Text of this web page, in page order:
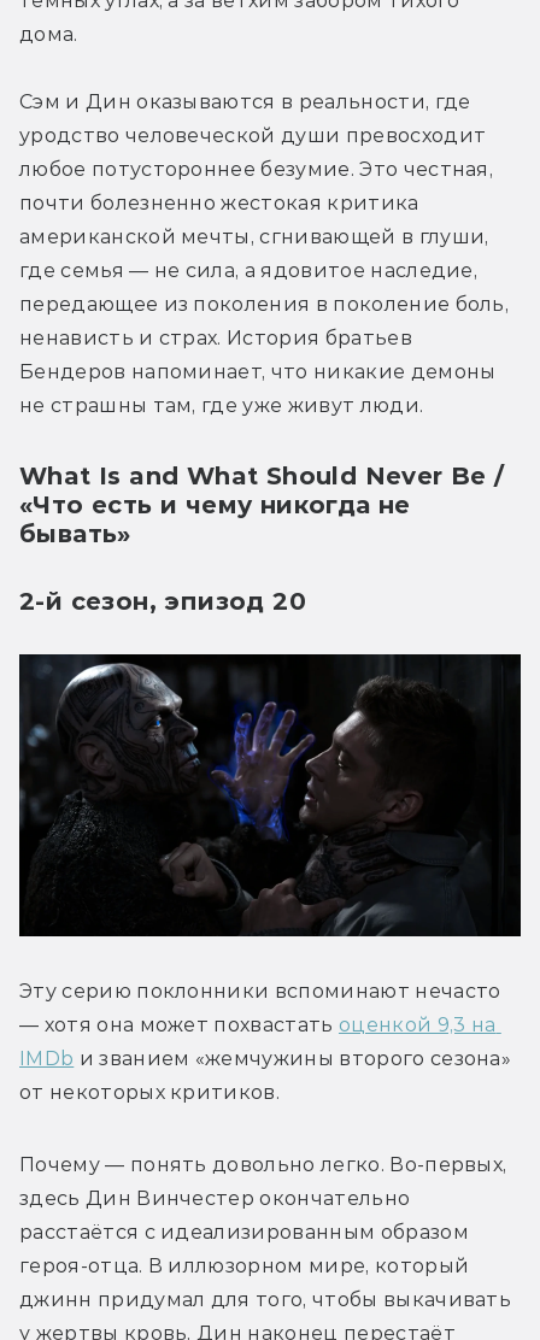
дома.
Сэм и Дин оказываются в реальности, где
уродство человеческой души превосходит
любое потустороннее безумие. Это честная,
почти болезненно жестокая критика
американской мечты, сгнивающей в глуши,
где семья — не сила, а ядовитое наследие,
передающее из поколения в поколение боль,
ненависть и страх. История братьев
Бендеров напоминает, что никакие демоны
не страшны там, где уже живут люди.
What Is and What Should Never Be /
«Что есть и чему никогда не
бывать»
2-й сезон, эпизод 20
Эту серию поклонники вспоминают нечасто
— хотя она может похвастать оценкой 9,3 на
IMDb и званием «жемчужины второго сезона»
от некоторых критиков.
Почему — понять довольно легко. Во-первых,
здесь Дин Винчестер окончательно
расстаётся с идеализированным образом
героя-отца. В иллюзорном мире, который
джинн придумал для того, чтобы выкачивать
у жертвы кровь, Дин наконец перестаёт